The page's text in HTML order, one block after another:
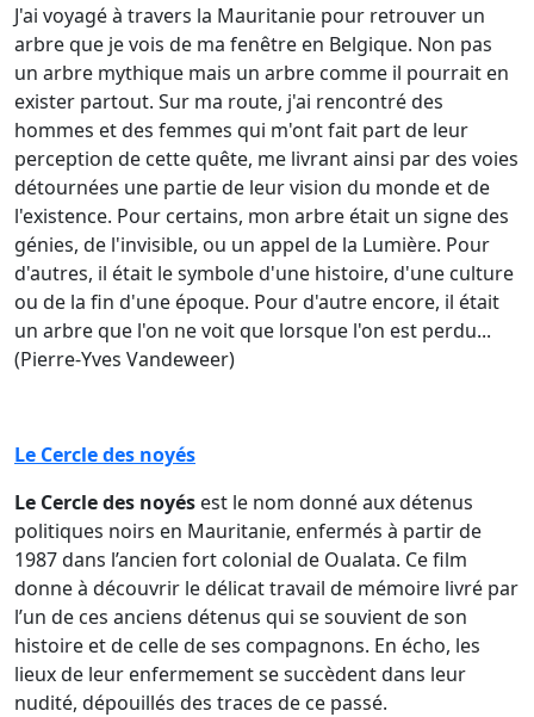
J'ai voyagé à travers la Mauritanie pour retrouver un
arbre que je vois de ma fenêtre en Belgique. Non pas
un arbre mythique mais un arbre comme il pourrait en
exister partout. Sur ma route, j'ai rencontré des
hommes et des femmes qui m'ont fait part de leur
perception de cette quête, me livrant ainsi par des voies
détournées une partie de leur vision du monde et de
l'existence. Pour certains, mon arbre était un signe des
génies, de l'invisible, ou un appel de la Lumière. Pour
d'autres, il était le symbole d'une histoire, d'une culture
ou de la fin d'une époque. Pour d'autre encore, il était
un arbre que l'on ne voit que lorsque l'on est perdu...
(Pierre-Yves Vandeweer)
Le Cercle des noyés
Le Cercle des noyés est le nom donné aux détenus
politiques noirs en Mauritanie, enfermés à partir de
1987 dans l’ancien fort colonial de Oualata. Ce film
donne à découvrir le délicat travail de mémoire livré par
l’un de ces anciens détenus qui se souvient de son
histoire et de celle de ses compagnons. En écho, les
lieux de leur enfermement se succèdent dans leur
nudité, dépouillés des traces de ce passé.